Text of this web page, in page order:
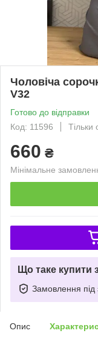
Чоловіча
V32
Готово до відправки
Код: 11596
Тільки
660 ₴
Мінімальне
Що таке купити
Замовлення під
Опис